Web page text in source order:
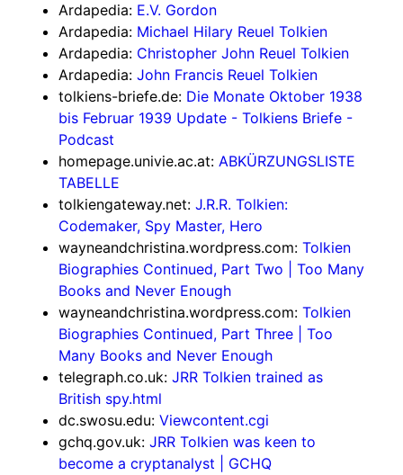
Ardapedia: E.V. Gordon
Ardapedia: Michael Hilary Reuel Tolkien
Ardapedia: Christopher John Reuel Tolkien
Ardapedia: John Francis Reuel Tolkien
tolkiens-briefe.de: Die Monate Oktober 1938
bis Februar 1939 Update - Tolkiens Briefe -
Podcast
homepage.univie.ac.at: ABKÜRZUNGSLISTE
TABELLE
tolkiengateway.net: J.R.R. Tolkien:
Codemaker, Spy Master, Hero
wayneandchristina.wordpress.com: Tolkien
Biographies Continued, Part Two | Too Many
Books and Never Enough
wayneandchristina.wordpress.com: Tolkien
Biographies Continued, Part Three | Too
Many Books and Never Enough
telegraph.co.uk: JRR Tolkien trained as
British spy.html
dc.swosu.edu: Viewcontent.cgi
gchq.gov.uk: JRR Tolkien was keen to
become a cryptanalyst | GCHQ